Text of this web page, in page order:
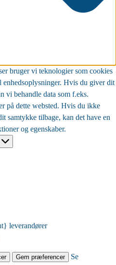
bruger vi teknologier som cookies
enhedsoplysninger. Hvis du giver dit
vi behandle data som f.eks.
på dette websted. Hvis du ikke
samtykke tilbage, kan det have en
og egenskaber.
leverandører
Gem præferencer
Se